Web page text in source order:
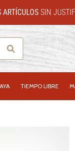
SIN
TIEMPO LIBRE